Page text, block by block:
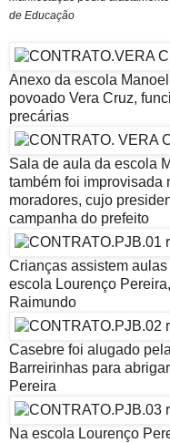
de Educação
Anexo da escola
povoado Vera Cruz,
precárias
Sala de aula da escola
também foi improvisada
moradores, cujo
campanha do prefeito
Crianças assistem
escola Lourenço
Raimundo
Casebre foi alugado
Barreirinhas para
Pereira
Na escola Lourenço